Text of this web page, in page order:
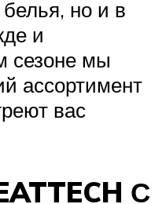
но и в
и
сезоне мы
ассортимент
вас
С